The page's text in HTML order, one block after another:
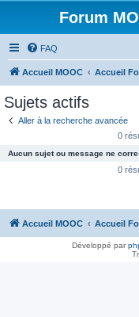
Forum
FAQ
Accueil MOOC Accueil
Sujets actifs
Aller à la recherche avancée
0
Aucun sujet ou message ne
0
Accueil MOOC Accueil
Développé par